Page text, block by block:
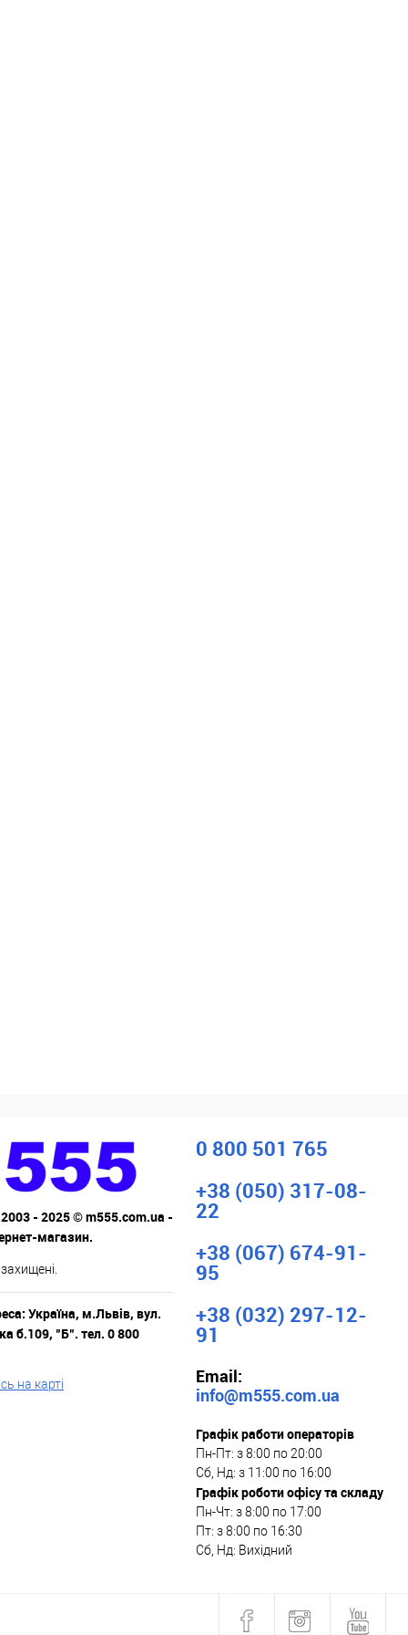
- 2025 © m555.com.ua -
магазин.
Україна, м.Львів, вул.
б.109, "Б". тел. 0 800
на карті
0 800 501 765
+38 (050) 317-08-
22
+38 (067) 674-91-
95
+38 (032) 297-12-
91
Email:
info@m555.com.ua
Графік работи операторів
Пн-Пт: з 8:00 по 20:00
Сб, Нд: з 11:00 по 16:00
Графік роботи офісу та складу
Пн-Чт: з 8:00 по 17:00
Пт: з 8:00 по 16:30
Сб, Нд: Вихідний